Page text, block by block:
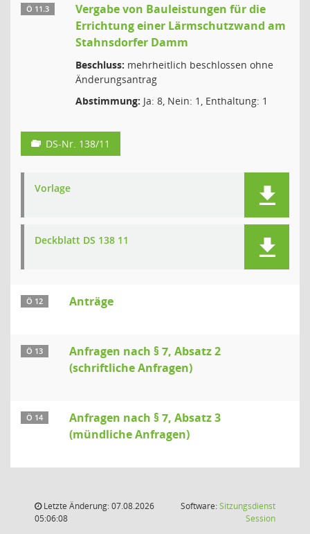
Ö 11.3
Vergabe von Bauleistungen für die
Errichtung einer Lärmschutzwand am
Stahnsdorfer Damm
Beschluss: mehrheitlich beschlossen ohne
Änderungsantrag
Abstimmung: Ja: 8, Nein: 1, Enthaltung: 1
DS-Nr. 138/11
Vorlage
Deckblatt DS 138 11
Ö 12 Anträge
Ö 13
Anfragen nach § 7, Absatz 2
(schriftliche Anfragen)
Ö 14
Anfragen nach § 7, Absatz 3
(mündliche Anfragen)
Letzte Änderung: 07.08.2026
05:06:08
Software:Sitzungsdienst
Session(Wird in